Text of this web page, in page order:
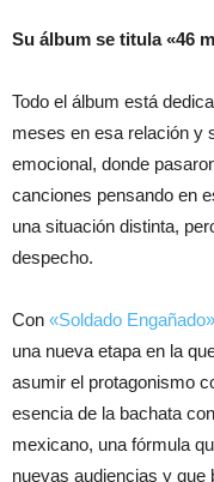
Su álbum se titula «46
Todo el álbum está
meses en esa relación y
emocional, donde
canciones pensando en
una situación distinta,
despecho.
Con «Soldado Engañado»
una nueva etapa en la
asumir el protagonismo
esencia de la bachata
mexicano, una fórmula
nuevas audiencias y